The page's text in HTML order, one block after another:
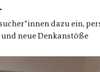
dazu ein,
neue Denkanstöße